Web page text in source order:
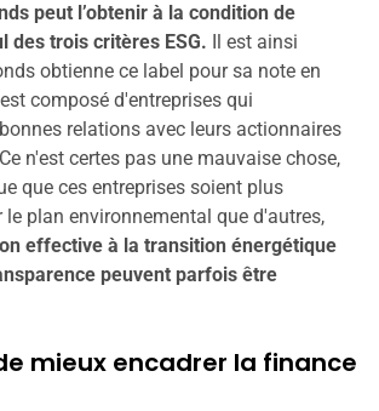
peut l’obtenir à la condition de
des trois critères ESG. Il est ainsi
obtienne ce label pour sa note en
composé d'entreprises qui
relations avec leurs actionnaires
n'est certes pas une mauvaise chose,
que ces entreprises soient plus
le plan environnemental que d'autres,
effective à la transition énergétique
peuvent parfois être
mieux encadrer la finance